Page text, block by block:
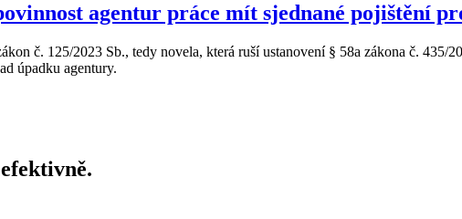
agentur práce mít sjednané pojištění
č. 125/2023 Sb., tedy novela, která ruší ustanovení § 58a zákona č. 435/
úpadku agentury.